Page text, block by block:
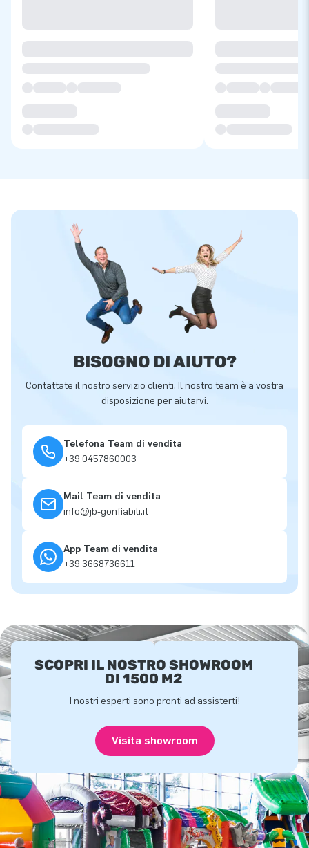
BISOGNO DI AIUTO?
Contattate il nostro servizio clienti. Il nostro team è a vostra
disposizione per aiutarvi.
Telefona Team di vendita
+39 0457860003
Mail Team di vendita
info@jb-gonfiabili.it
App Team di vendita
+39 3668736611
SCOPRI IL NOSTRO SHOWROOM
DI 1500 M2
I nostri esperti sono pronti ad assisterti!
Visita showroom